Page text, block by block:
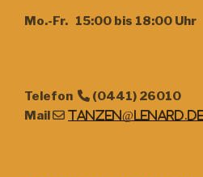
Mo.-Fr. 15:00 bis 18:00 Uhr
Telefon
(0441) 26010
Mail